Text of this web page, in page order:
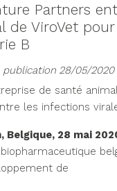
Partners
de ViroVet
B
publication 28/05/2020
de santé
les infections
Belgique, 28 mai
de